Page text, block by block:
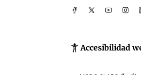
Accesibilidad